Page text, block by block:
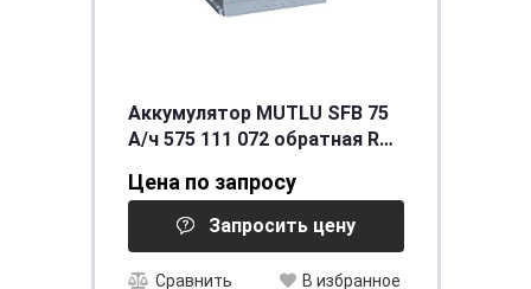
Аккумулятор MUTLU SFB 75
А/ч 575 111 072 обратная R+
L3.75.072.A
Цена по запросу
Запросить цену
Сравнить В избранное